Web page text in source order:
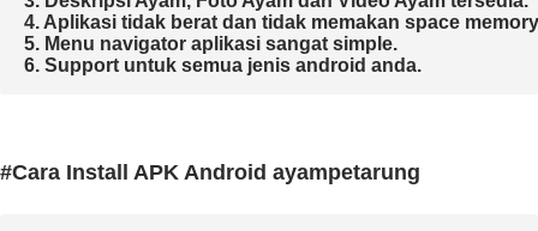
4. Aplikasi tidak berat dan tidak memakan space
5. Menu navigator aplikasi sangat simple.
6. Support untuk semua jenis android anda.
#Cara Install APK Android ayampetarung